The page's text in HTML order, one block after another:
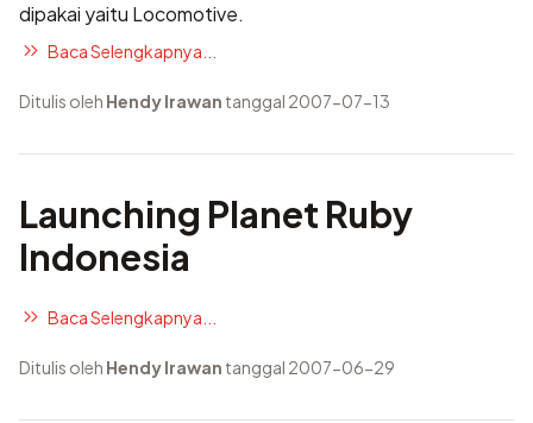
dipakai yaitu Locomotive.
Baca Selengkapnya...
Ditulis oleh Hendy Irawan tanggal 2007-07-13
Launching Planet Ruby
Indonesia
Baca Selengkapnya...
Ditulis oleh Hendy Irawan tanggal 2007-06-29